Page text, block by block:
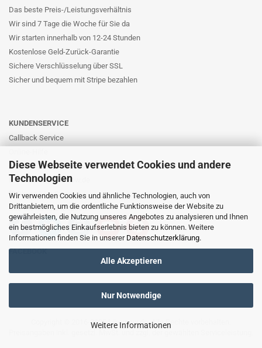
Diese Webseite verwendet Cookies und andere
Technologien
Wir verwenden Cookies und ähnliche Technologien, auch von
Drittanbietern, um die ordentliche Funktionsweise der Website zu
gewährleisten, die Nutzung unseres Angebotes zu analysieren und Ihnen
ein bestmögliches Einkaufserlebnis bieten zu können. Weitere
Informationen finden Sie in unserer Datenschutzerklärung.
Alle Akzeptieren
Nur Notwendige
Weitere Informationen
Das beste Preis-/Leistungsverhältnis
Wir sind 7 Tage die Woche für Sie da
Wir starten innerhalb von 12-24 Stunden
Kostenlose Geld-Zurück-Garantie
Sichere Verschlüsselung über SSL
Sicher und bequem mit Stripe bezahlen
KUNDENSERVICE
Callback Service
Kontaktformular
E-Mail: info@likernow.de
Skype Live Support
Ihre Meinung und Ideen
FACEBOOK
Copyright © 2016-2025Likernow.de. Alle Rechte vorbehalten.